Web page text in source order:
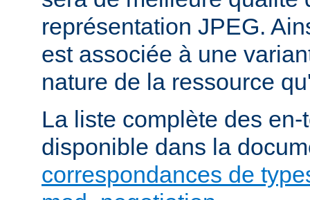
représentation JPEG.
est associée à une
nature de la ressource
La liste complète des
disponible dans la
correspondances de